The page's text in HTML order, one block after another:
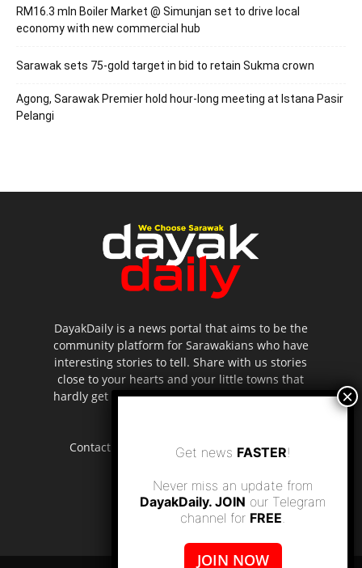
RM16.3 mln Boiler Market @ Simunjan set to drive local
economy with new commercial hub
Sarawak sets 75-gold target in bid to retain Sukma crown
Agong, Sarawak Premier hold hour-long meeting at Istana Pasir
Pelangi
DayakDaily is a news portal that aims to be the
community platform for Sarawakians who have
interesting stories to tell. Share with us stories
close to your hearts and your little towns that
hardly get to be highlighted in the mainstream
Contact us: editor.dayakdaily@gmail.com
Get news FASTER!
Never miss an update from
DayakDaily. JOIN our Telegram
channel for FREE.
JOIN NOW